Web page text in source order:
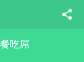
吃屌